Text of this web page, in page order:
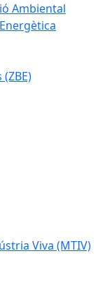
Ambiental
Viva (MTIV)